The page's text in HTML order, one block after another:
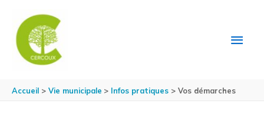
Accueil Vie municipale Infos pratiques Vos démarches